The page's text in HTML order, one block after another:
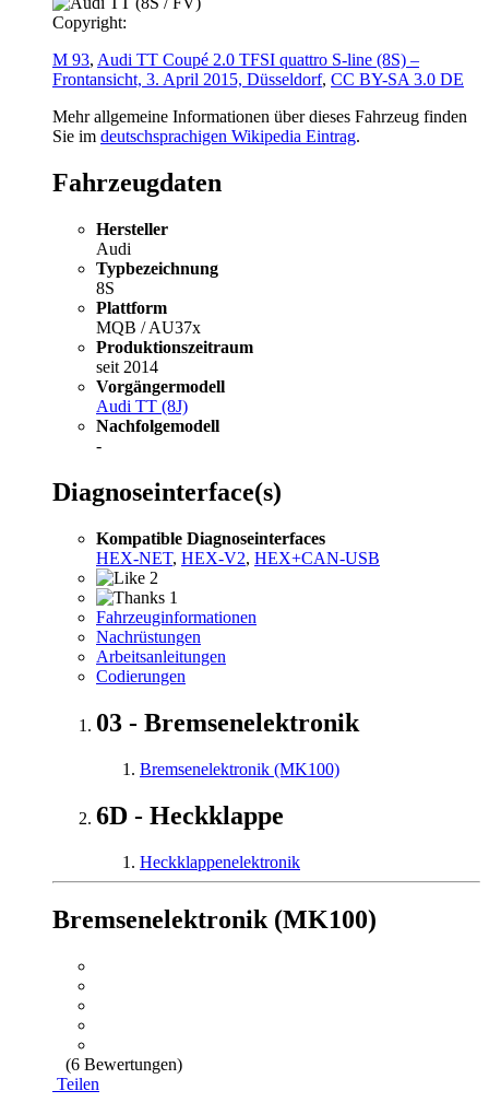
Copyright:
M 93, Audi TT Coupé 2.0 TFSI quattro S-line (8S) –
Frontansicht, 3. April 2015, Düsseldorf, CC BY-SA 3.0 DE
Mehr allgemeine Informationen über dieses Fahrzeug finden
Sie im deutschsprachigen Wikipedia Eintrag.
Fahrzeugdaten
Hersteller
Audi
Typbezeichnung
8S
Plattform
MQB / AU37x
Produktionszeitraum
seit 2014
Vorgängermodell
Audi TT (8J)
Nachfolgemodell
-
Diagnoseinterface(s)
Kompatible Diagnoseinterfaces
HEX-NET, HEX-V2, HEX+CAN-USB
2
1
Fahrzeuginformationen
Nachrüstungen
Arbeitsanleitungen
Codierungen
03 - Bremsenelektronik
Bremsenelektronik (MK100)
6D - Heckklappe
Heckklappenelektronik
Bremsenelektronik (MK100)
(6 Bewertungen)
Teilen